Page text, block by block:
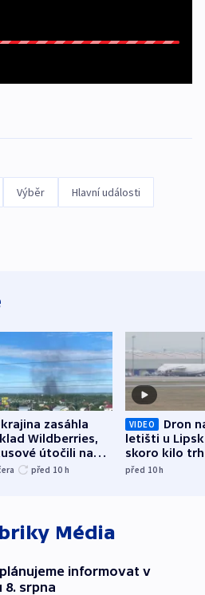
Výběr Hlavní události
zasáhla
Wildberries,
útočili na
hasiče či
před 10 h
VIDEO
Dron
letišti u
skoro kilo
indicie
před 10h
Média
informovat v
8. srpna